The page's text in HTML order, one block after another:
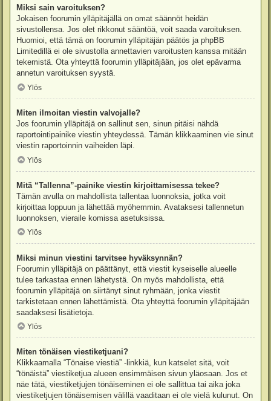
Miksi sain varoituksen?
Jokaisen foorumin ylläpitäjällä on omat säännöt heidän
sivustollensa. Jos olet rikkonut sääntöä, voit saada varoituksen.
Huomioi, että tämä on foorumin ylläpitäjän päätös ja phpBB
Limitedillä ei ole sivustolla annettavien varoitusten kanssa mitään
tekemistä. Ota yhteyttä foorumin ylläpitäjään, jos olet epävarma
annetun varoituksen syystä.
Ylös
Miten ilmoitan viestin valvojalle?
Jos foorumin ylläpitäjä on sallinut sen, sinun pitäisi nähdä
raportointipainike viestin yhteydessä. Tämän klikkaaminen vie sinut
viestin raportoinnin vaiheiden läpi.
Ylös
Mitä “Tallenna”-painike viestin kirjoittamisessa tekee?
Tämän avulla on mahdollista tallentaa luonnoksia, jotka voit
kirjoittaa loppuun ja lähettää myöhemmin. Avataksesi tallennetun
luonnoksen, vieraile komissa asetuksissa.
Ylös
Miksi minun viestini tarvitsee hyväksynnän?
Foorumin ylläpitäjä on päättänyt, että viestit kyseiselle alueelle
tulee tarkastaa ennen lähetystä. On myös mahdollista, että
foorumin ylläpitäjä on siirtänyt sinut ryhmään, jonka viestit
tarkistetaan ennen lähettämistä. Ota yhteyttä foorumin ylläpitäjään
saadaksesi lisätietoja.
Ylös
Miten tönäisen viestiketjuani?
Klikkaamalla “Tönaise viestiä” -linkkiä, kun katselet sitä, voit
“tönäistä” viestiketjua alueen ensimmäisen sivun yläosaan. Jos et
näe tätä, viestiketjujen tönäiseminen ei ole sallittua tai aika joka
viestiketjujen tönäisemisen välillä vaaditaan ei ole vielä kulunut. On